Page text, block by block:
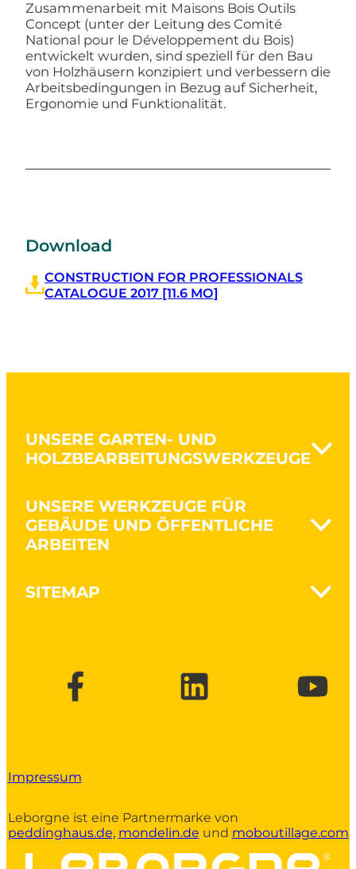
Zusammenarbeit mit Maisons Bois Outils
Concept (unter der Leitung des Comité
National pour le Développement du Bois)
entwickelt wurden, sind speziell für den Bau
von Holzhäusern konzipiert und verbessern die
Arbeitsbedingungen in Bezug auf Sicherheit,
Ergonomie und Funktionalität.
Download
CONSTRUCTION FOR PROFESSIONALS
CATALOGUE 2017 [11.6 MO]
UNSERE GARTEN- UND
HOLZBEARBEITUNGSWERKZEUGE
Bodenbearbeitung
Boden umgraben
Gartenpflege
UNSERE WERKZEUGE FÜR
GEBÄUDE UND ÖFFENTLICHE
ARBEITEN
Gesundheit
Werkzeuge für Bauhöfe
Holzrahmenkonstruktion
SITEMAP
Broschüren und Kataloge
Impressum
Leborgne ist eine Partnermarke von
peddinghaus.de, mondelin.de und moboutillage.com